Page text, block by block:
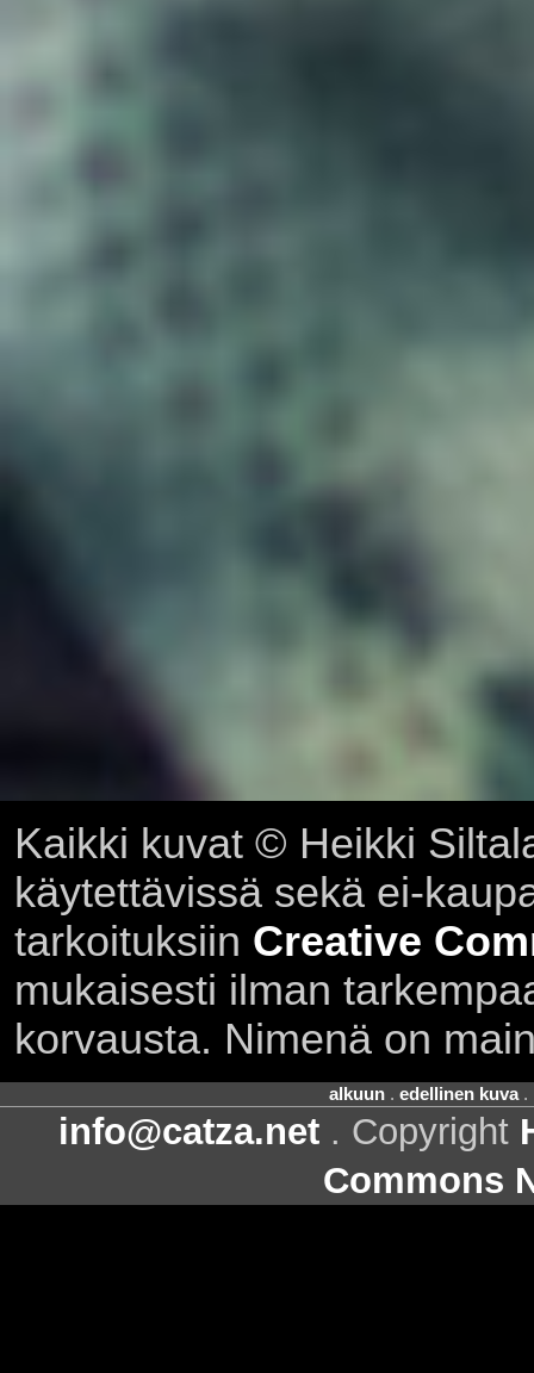
Kaikki kuvat © Heikki
käytettävissä sekä ei-
tarkoituksiin Creative
mukaisesti ilman
korvausta. Nimenä on
alkuun. edellinen kuva.
info@catza.net . Copyright
Commons